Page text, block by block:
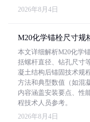
2026年8月4日
M20化学锚栓尺寸规
本文详细解析M20化学
括螺杆直径、钻孔尺寸
凝土结构后锚固技术规
方法和典型数值（如混
内容涵盖安装要点、性
程技术人员参考。
2026年8月4日